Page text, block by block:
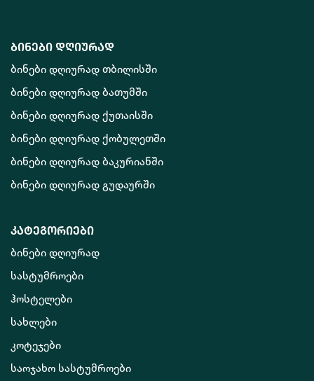
ბინები დღიურად
ბინები დღიურად თბილისში
ბინები დღიურად ბათუმში
ბინები დღიურად ქუთაისში
ბინები დღიურად ქობულეთში
ბინები დღიურად ბაკურიანში
ბინები დღიურად გუდაურში
კატეგორიები
ბინები დღიურად
სასტუმროები
ჰოსტელები
სახლები
კოტეჯები
საოჯახო სასტუმროები